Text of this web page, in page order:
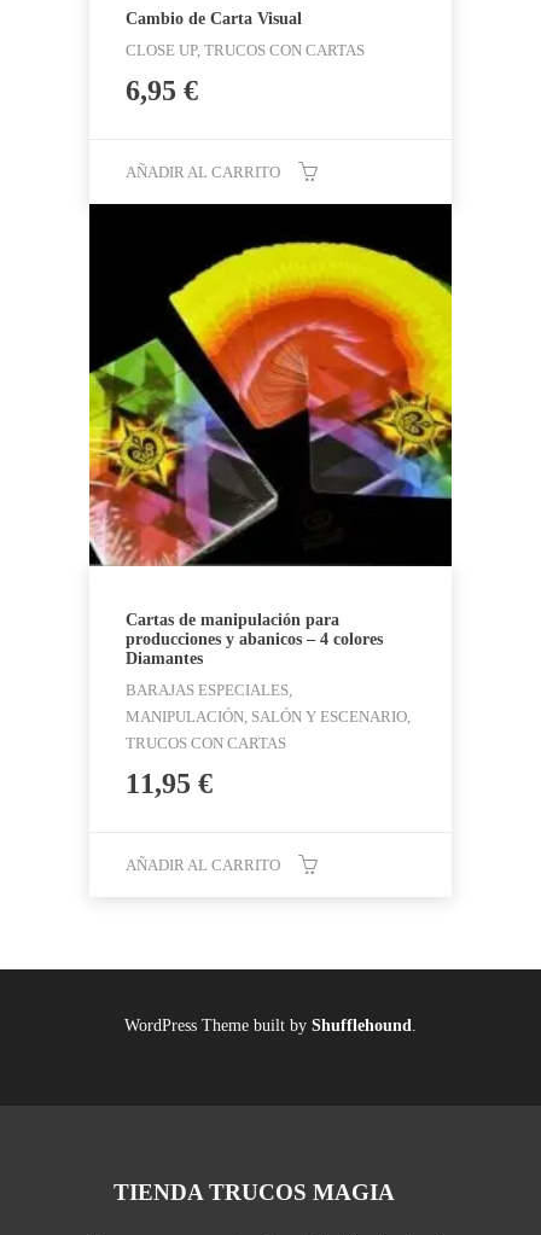
Cambio de Carta Visual
CLOSE UP, TRUCOS CON CARTAS
6,95 €
AÑADIR AL CARRITO
Cartas de manipulación para
producciones y abanicos – 4 colores
Diamantes
BARAJAS ESPECIALES,
MANIPULACIÓN, SALÓN Y ESCENARIO,
TRUCOS CON CARTAS
11,95 €
AÑADIR AL CARRITO
WordPress Theme built by Shufflehound
TIENDA TRUCOS MAGIA